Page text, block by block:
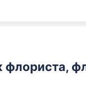
флориста,